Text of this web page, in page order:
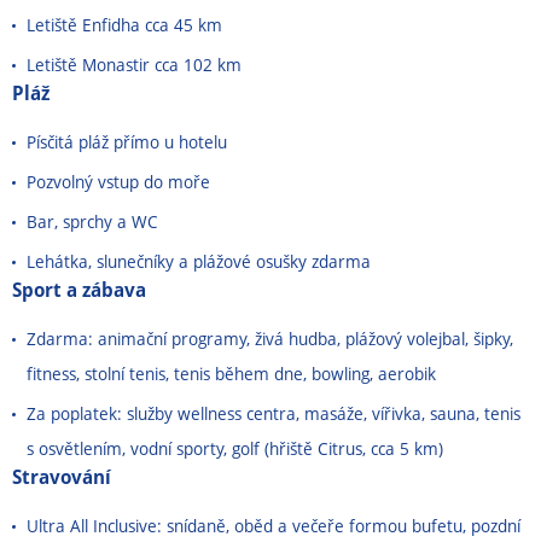
Letiště Enfidha cca 45 km
Letiště Monastir cca 102 km
Pláž
Písčitá pláž přímo u hotelu
Pozvolný vstup do moře
Bar, sprchy a WC
Lehátka, slunečníky a plážové osušky zdarma
Sport a zábava
Zdarma: animační programy, živá hudba, plážový volejbal, šipky,
fitness, stolní tenis, tenis během dne, bowling, aerobik
Za poplatek: služby wellness centra, masáže, vířivka, sauna, tenis
s osvětlením, vodní sporty, golf (hřiště Citrus, cca 5 km)
Stravování
Ultra All Inclusive: snídaně, oběd a večeře formou bufetu, pozdní